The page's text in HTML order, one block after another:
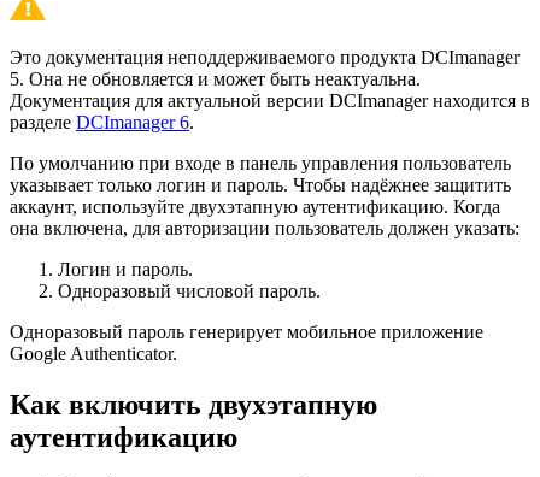
Это документация неподдерживаемого продукта DCImanager
5. Она не обновляется и может быть неактуальна.
Документация для актуальной версии DCImanager находится в
разделе DCImanager 6.
По умолчанию при входе в панель управления пользователь
указывает только логин и пароль. Чтобы надёжнее защитить
аккаунт, используйте двухэтапную аутентификацию. Когда
она включена, для авторизации пользователь должен указать:
Логин и пароль.
Одноразовый числовой пароль.
Одноразовый пароль генерирует мобильное приложение
Google Authenticator.
Как включить двухэтапную
аутентификацию